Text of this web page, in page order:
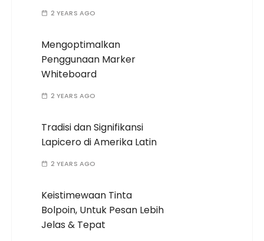
2 YEARS AGO
Mengoptimalkan
Penggunaan Marker
Whiteboard
2 YEARS AGO
Tradisi dan Signifikansi
Lapicero di Amerika Latin
2 YEARS AGO
Keistimewaan Tinta
Bolpoin, Untuk Pesan Lebih
Jelas & Tepat